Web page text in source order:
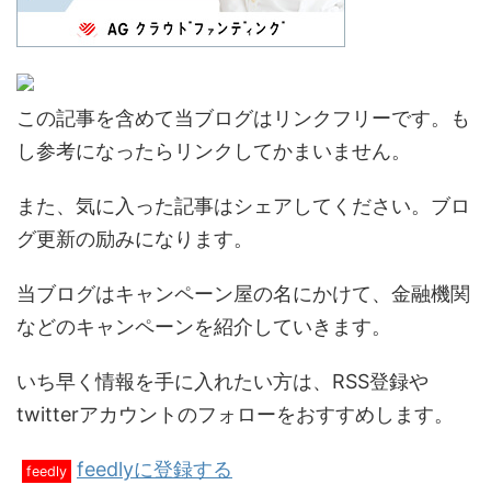
この記事を含めて当ブログはリンクフリーです。も
し参考になったらリンクしてかまいません。
また、気に入った記事はシェアしてください。ブロ
グ更新の励みになります。
当ブログはキャンペーン屋の名にかけて、金融機関
などのキャンペーンを紹介していきます。
いち早く情報を手に入れたい方は、RSS登録や
twitterアカウントのフォローをおすすめします。
feedly feedlyに登録する